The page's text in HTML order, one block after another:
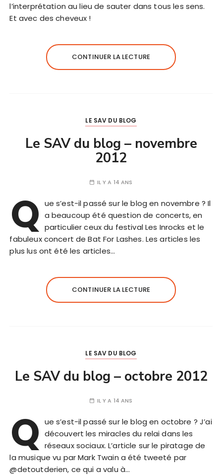
l’interprétation au lieu de sauter dans tous les sens.
Et avec des cheveux !
CONTINUER LA LECTURE
LE SAV DU BLOG
Le SAV du blog – novembre
2012
IL Y A 14 ANS
Q ue s’est-il passé sur le blog en novembre ? Il
a beaucoup été question de concerts, en
particulier ceux du festival Les Inrocks et le
fabuleux concert de Bat For Lashes. Les articles les
plus lus ont été les articles…
CONTINUER LA LECTURE
LE SAV DU BLOG
Le SAV du blog – octobre 2012
IL Y A 14 ANS
Q ue s’est-il passé sur le blog en octobre ? J’ai
découvert les miracles du relai dans les
réseaux sociaux. L’article sur le piratage de
la musique vu par Mark Twain a été tweeté par
@detoutderien, ce qui a valu à…